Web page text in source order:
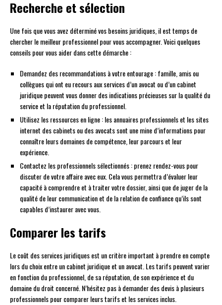
Recherche et sélection
Une fois que vous avez déterminé vos besoins juridiques, il est temps de
chercher le meilleur professionnel pour vous accompagner. Voici quelques
conseils pour vous aider dans cette démarche :
Demandez des recommandations à votre entourage : famille, amis ou
collègues qui ont eu recours aux services d’un avocat ou d’un cabinet
juridique peuvent vous donner des indications précieuses sur la qualité du
service et la réputation du professionnel.
Utilisez les ressources en ligne : les annuaires professionnels et les sites
internet des cabinets ou des avocats sont une mine d’informations pour
connaître leurs domaines de compétence, leur parcours et leur
expérience.
Contactez les professionnels sélectionnés : prenez rendez-vous pour
discuter de votre affaire avec eux. Cela vous permettra d’évaluer leur
capacité à comprendre et à traiter votre dossier, ainsi que de juger de la
qualité de leur communication et de la relation de confiance qu’ils sont
capables d’instaurer avec vous.
Comparer les tarifs
Le coût des services juridiques est un critère important à prendre en compte
lors du choix entre un cabinet juridique et un avocat. Les tarifs peuvent varier
en fonction du professionnel, de sa réputation, de son expérience et du
domaine du droit concerné. N’hésitez pas à demander des devis à plusieurs
professionnels pour comparer leurs tarifs et les services inclus.